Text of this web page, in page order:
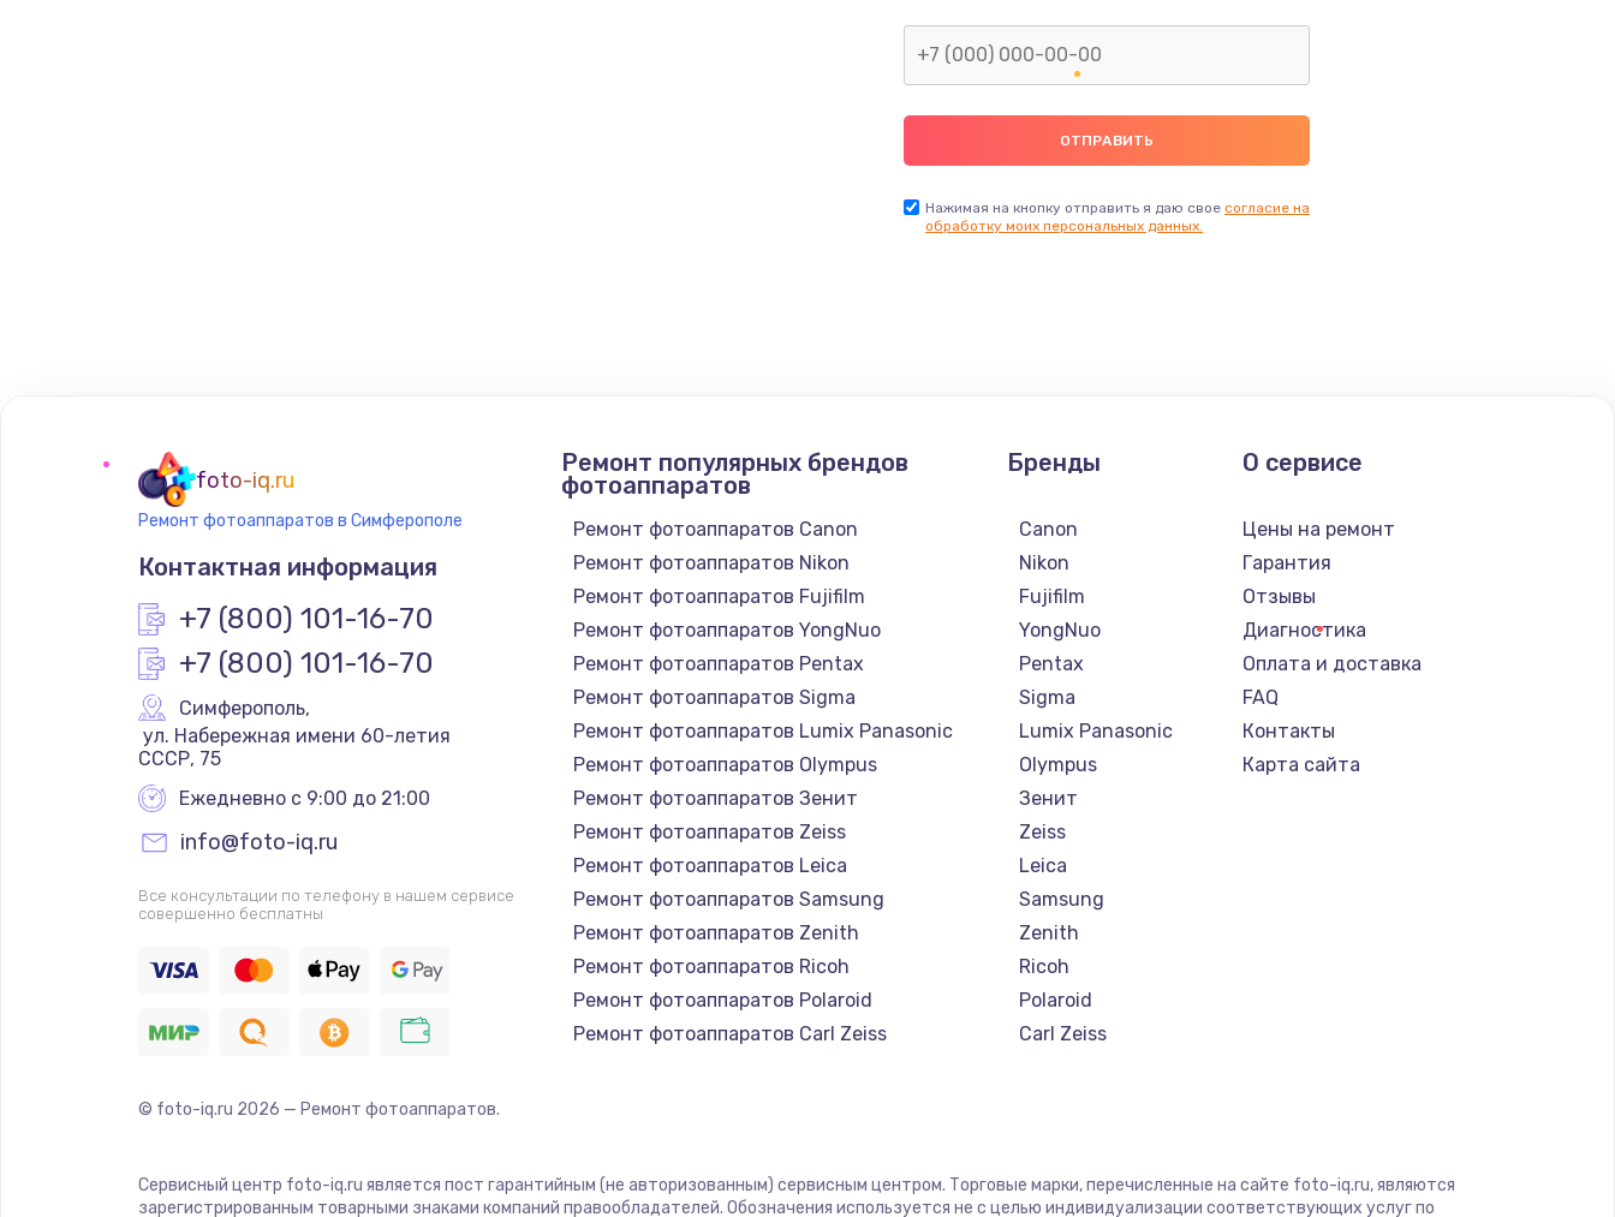
Нажимая на кнопку отправить я даю свое согласие на
обработку моих персональных данных.
foto-iq.ru
Ремонт фотоаппаратов в Симферополе
Контактная информация
+7 (800) 101-16-70
+7 (800) 101-16-70
Симферополь,
СССР, 75
Ежедневно с 9:00 до 21:00
info@foto-iq.ru
Все консультации по телефону в нашем сервисе
совершенно бесплатны
Ремонт популярных брендов
фотоаппаратов
Ремонт фотоаппаратов Canon
Ремонт фотоаппаратов Nikon
Ремонт фотоаппаратов Fujifilm
Ремонт фотоаппаратов YongNuo
Ремонт фотоаппаратов Pentax
Ремонт фотоаппаратов Sigma
Ремонт фотоаппаратов Lumix Panasonic
Ремонт фотоаппаратов Olympus
Ремонт фотоаппаратов Зенит
Ремонт фотоаппаратов Zeiss
Ремонт фотоаппаратов Leica
Ремонт фотоаппаратов Samsung
Ремонт фотоаппаратов Zenith
Ремонт фотоаппаратов Ricoh
Ремонт фотоаппаратов Polaroid
Ремонт фотоаппаратов Carl Zeiss
Бренды
Canon
Nikon
Fujifilm
YongNuo
Pentax
Sigma
Lumix Panasonic
Olympus
Зенит
Zeiss
Leica
Samsung
Zenith
Ricoh
Polaroid
Carl Zeiss
О сервисе
Цены на ремонт
Гарантия
Отзывы
Диагностика
Оплата и доставка
FAQ
Контакты
Карта сайта
© foto-iq.ru 2026 — Ремонт фотоаппаратов.
Сервисный центр foto-iq.ru является пост гарантийным (не авторизованным) сервисным центром. Торговые марки, перечисленные на сайте foto-iq.ru, являются
зарегистрированным товарными знаками компаний правообладателей. Обозначения используется не с целью индивидуализации соответствующих услуг по